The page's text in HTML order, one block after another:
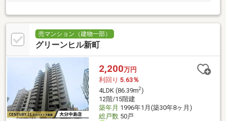
売マンション（建物一部）
グリーンヒル新町
2,200万円
利回り 5.63％
4LDK (86.39m2)
12階/15階建
築年月 1996年1月(築30年8ヶ月)
総戸数50戸